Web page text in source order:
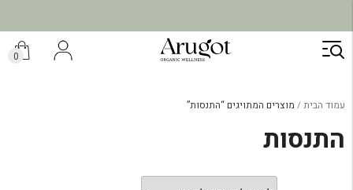
דילוג
לתוכן
0
עמוד הבית מוצרים המתויגים “התנסות”
התנסות